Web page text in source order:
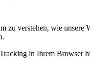
verstehen, wie
in Ihrem Browser